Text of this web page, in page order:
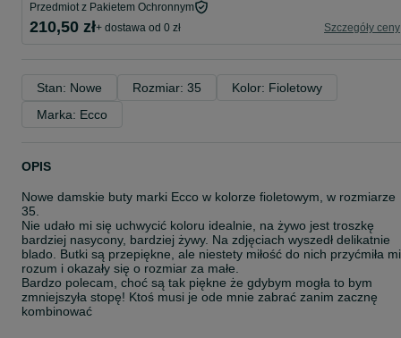
Przedmiot z Pakietem Ochronnym
210,50 zł+ dostawa od 0 zł Szczegóły ceny
Stan: Nowe Rozmiar: 35
Kolor: Fioletowy
Marka: Ecco
OPIS
Nowe damskie buty marki Ecco w kolorze fioletowym, w rozmiarze
35.
Nie udało mi się uchwycić koloru idealnie, na żywo jest troszkę
bardziej nasycony, bardziej żywy. Na zdjęciach wyszedł delikatnie
blado. Butki są przepiękne, ale niestety miłość do nich przyćmiła mi
rozum i okazały się o rozmiar za małe.
Bardzo polecam, choć są tak piękne że gdybym mogła to bym
zmniejszyła stopę! Ktoś musi je ode mnie zabrać zanim zacznę
kombinować